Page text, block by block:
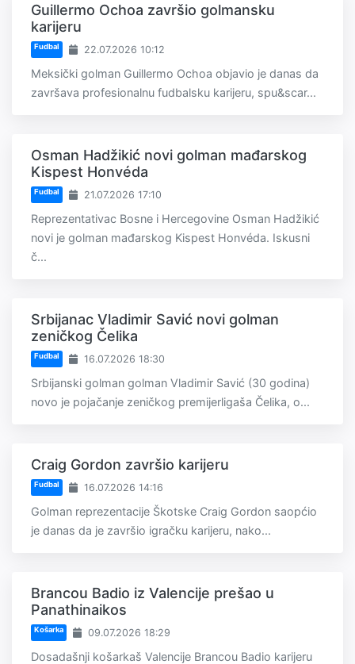
Guillermo Ochoa završio golmansku
karijeru
Fudbal 22.07.2026 10:12
Meksički golman Guillermo Ochoa objavio je danas da
završava profesionalnu fudbalsku karijeru, spu&scar...
Osman Hadžikić novi golman mađarskog
Kispest Honvéda
Fudbal 21.07.2026 17:10
Reprezentativac Bosne i Hercegovine Osman Hadžikić
novi je golman mađarskog Kispest Honvéda. Iskusni
č...
Srbijanac Vladimir Savić novi golman
zeničkog Čelika
Fudbal 16.07.2026 18:30
Srbijanski golman golman Vladimir Savić (30 godina)
novo je pojačanje zeničkog premijerligaša Čelika, o...
Craig Gordon završio karijeru
Fudbal 16.07.2026 14:16
Golman reprezentacije Škotske Craig Gordon saopćio
je danas da je završio igračku karijeru, nako...
Brancou Badio iz Valencije prešao u
Panathinaikos
Košarka 09.07.2026 18:29
Dosadašnji košarkaš Valencije Brancou Badio karijeru